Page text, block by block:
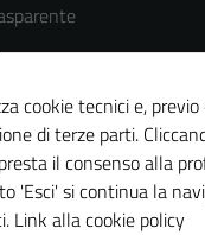
del sito
cookie tecnici e, previo
di terze parti.
il consenso alla
'Esci' si continua la
Link alla cookie policy